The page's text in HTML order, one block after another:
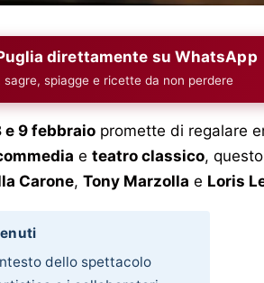
direttamente su WhatsApp
sagre, spiagge e ricette da non perdere
e 9 febbraio promette di regalare
e teatro classico,
Carone, Tony Marzolla e Loris
dello spettacolo